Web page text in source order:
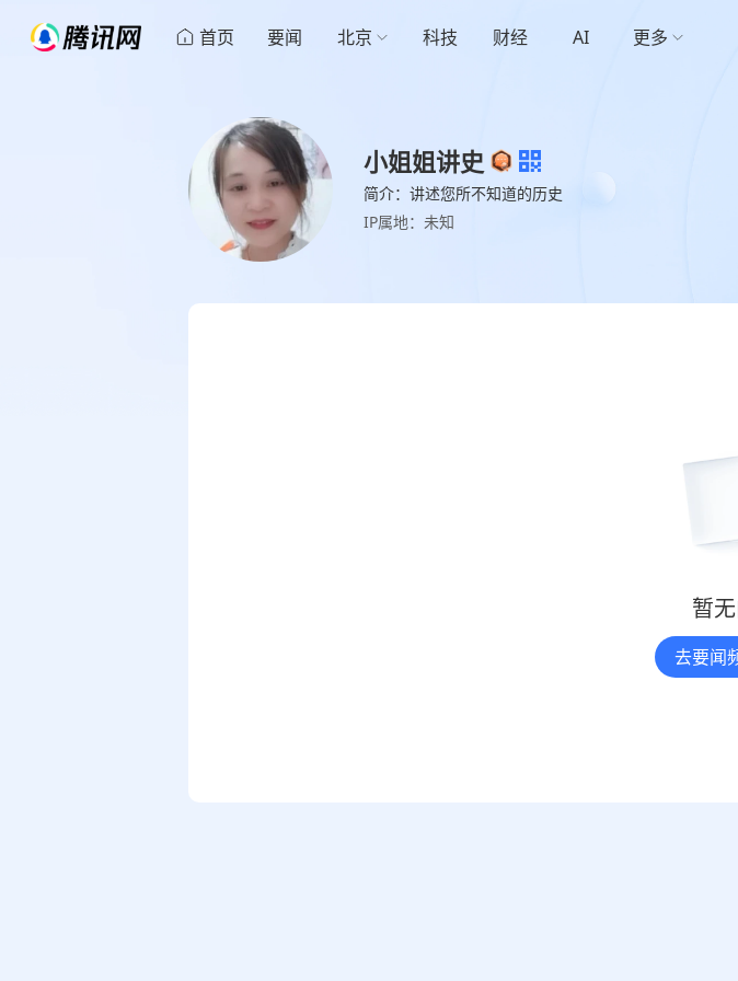
首页 要闻 北京 科技 财经 AI 更多
小姐姐讲史
简介：讲述您所不知道的历史
IP属地：未知
暂
去要闻